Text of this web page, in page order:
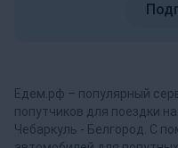
Едем.рф – популярный
попутчиков для поездки
Чебаркуль - Белгород. С